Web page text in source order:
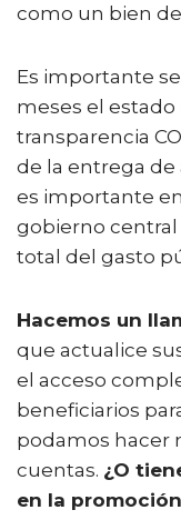
como un bien
Es importante
meses el
transparencia
de la entrega de
es importante
gobierno central
total del gasto
Hacemos un
que actualice
el acceso
beneficiarios
podamos hacer
cuentas. ¿O
en la